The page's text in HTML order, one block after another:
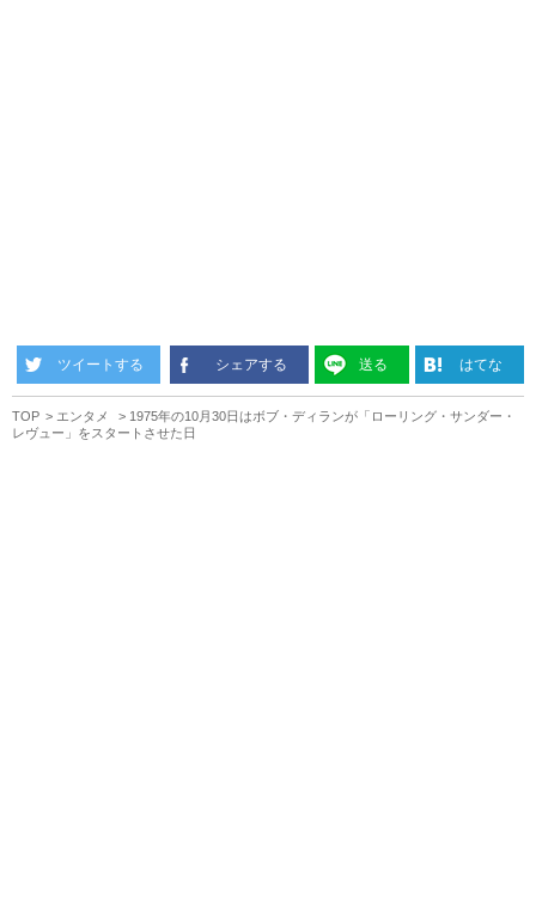
ツイートする シェアする 送る はてな
TOP エンタメ
1975年の10月30日はボブ・ディランが「ローリング・サンダー・
レヴュー」をスタートさせた日